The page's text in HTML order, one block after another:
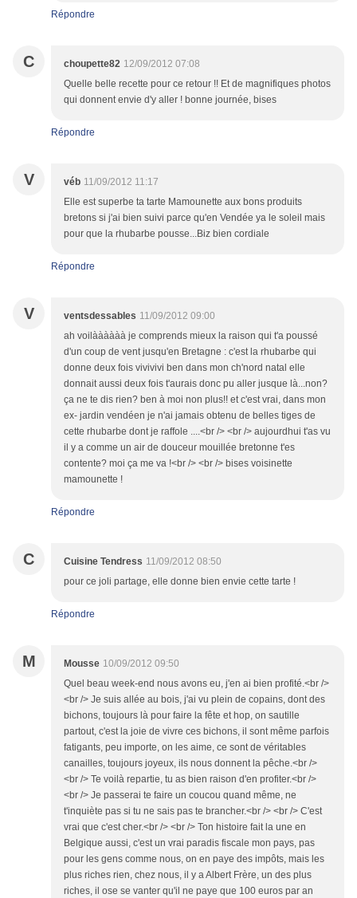
Répondre
C choupette82 12/09/2012 07:08
Quelle belle recette pour ce retour !! Et de magnifiques photos
qui donnent envie d'y aller ! bonne journée, bises
Répondre
V véb 11/09/2012 11:17
Elle est superbe ta tarte Mamounette aux bons produits
bretons si j'ai bien suivi parce qu'en Vendée ya le soleil mais
pour que la rhubarbe pousse...Biz bien cordiale
Répondre
V ventsdessables 11/09/2012 09:00
ah voilàààààà je comprends mieux la raison qui t'a poussé
d'un coup de vent jusqu'en Bretagne : c'est la rhubarbe qui
donne deux fois vivivivi ben dans mon ch'nord natal elle
donnait aussi deux fois t'aurais donc pu aller jusque là...non?
ça ne te dis rien? ben à moi non plus!! et c'est vrai, dans mon
ex- jardin vendéen je n'ai jamais obtenu de belles tiges de
cette rhubarbe dont je raffole ....<br /> <br /> aujourdhui t'as vu
il y a comme un air de douceur mouillée bretonne t'es
contente? moi ça me va !<br /> <br /> bises voisinette
mamounette !
Répondre
C Cuisine Tendress 11/09/2012 08:50
pour ce joli partage, elle donne bien envie cette tarte !
Répondre
M Mousse 10/09/2012 09:50
Quel beau week-end nous avons eu, j'en ai bien profité.<br />
<br /> Je suis allée au bois, j'ai vu plein de copains, dont des
bichons, toujours là pour faire la fête et hop, on sautille
partout, c'est la joie de vivre ces bichons, il sont même parfois
fatigants, peu importe, on les aime, ce sont de véritables
canailles, toujours joyeux, ils nous donnent la pêche.<br />
<br /> Te voilà repartie, tu as bien raison d'en profiter.<br />
<br /> Je passerai te faire un coucou quand même, ne
t'inquiète pas si tu ne sais pas te brancher.<br /> <br /> C'est
vrai que c'est cher.<br /> <br /> Ton histoire fait la une en
Belgique aussi, c'est un vrai paradis fiscale mon pays, pas
pour les gens comme nous, on en paye des impôts, mais les
plus riches rien, chez nous, il y a Albert Frère, un des plus
riches, il ose se vanter qu'il ne paye que 100 euros par an